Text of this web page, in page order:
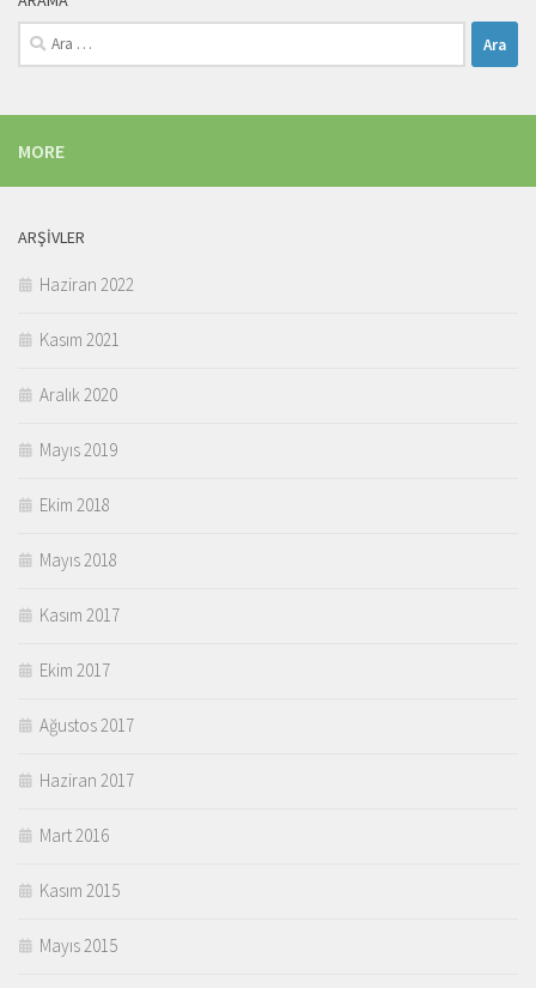
Arama:
MORE
ARŞIVLER
Haziran 2022
Kasım 2021
Aralık 2020
Mayıs 2019
Ekim 2018
Mayıs 2018
Kasım 2017
Ekim 2017
Ağustos 2017
Haziran 2017
Mart 2016
Kasım 2015
Mayıs 2015